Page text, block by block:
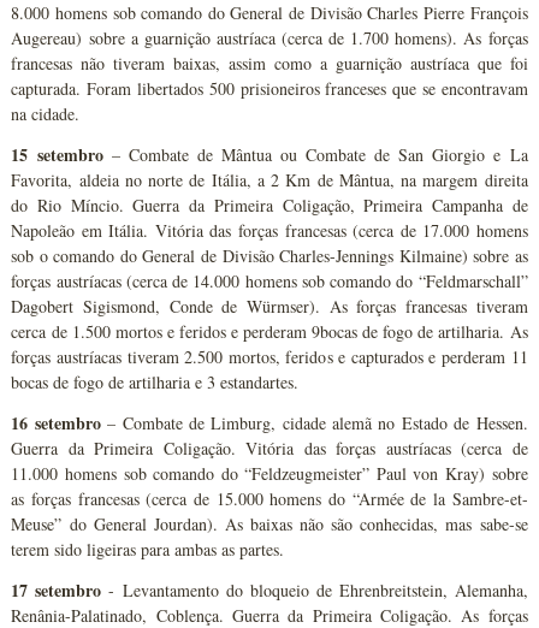
8.000 homens sob comando do General de Divisão Charles Pierre François
Augereau) sobre a guarnição austríaca (cerca de 1.700 homens). As forças
francesas não tiveram baixas, assim como a guarnição austríaca que foi
capturada. Foram libertados 500 prisioneiros franceses que se encontravam
na cidade.
15 setembro– Combate de Mântua ou Combate de San Giorgio e La
Favorita, aldeia no norte de Itália, a 2 Km de Mântua, na margem direita
do Rio Míncio. Guerra da Primeira Coligação, Primeira Campanha de
Napoleão em Itália. Vitória das forças francesas (cerca de 17.000 homens
sob o comando do General de Divisão Charles-Jennings Kilmaine) sobre as
forças austríacas (cerca de 14.000 homens sob comando do “Feldmarschall”
Dagobert Sigismond, Conde de Würmser). As forças francesas tiveram
cerca de 1.500 mortos e feridos e perderam 9bocas de fogo de artilharia. As
forças austríacas tiveram 2.500 mortos, feridos e capturados e perderam 11
bocas de fogo de artilharia e 3 estandartes.
16 setembro– Combate de Limburg, cidade alemã no Estado de Hessen.
Guerra da Primeira Coligação. Vitória das forças austríacas (cerca de
11.000 homens sob comando do “Feldzeugmeister” Paul von Kray) sobre
as forças francesas (cerca de 15.000 homens do “Armée de la Sambre-et-
Meuse” do General Jourdan). As baixas não são conhecidas, mas sabe-se
terem sido ligeiras para ambas as partes.
17 setembro - Levantamento do bloqueio de Ehrenbreitstein, Alemanha,
Renânia-Palatinado, Coblença. Guerra da Primeira Coligação. As forças